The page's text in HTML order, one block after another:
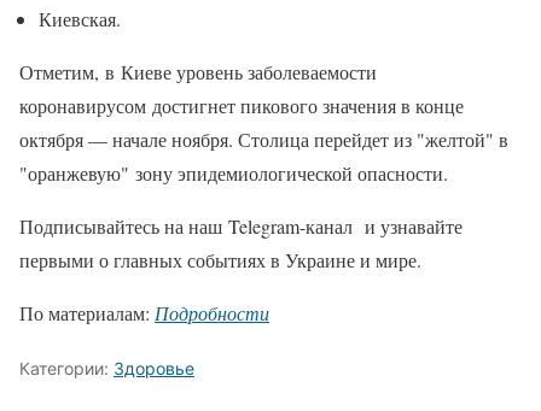
Киевская.
Отметим, в Киеве уровень заболеваемости
коронавирусом достигнет пикового значения в конце
октября — начале ноября. Столица перейдет из "желтой" в
"оранжевую" зону эпидемиологической опасности.
Подписывайтесь на наш Telegram-канал и узнавайте
первыми о главных событиях в Украине и мире.
По материалам: Подробности
Категории: Здоровье